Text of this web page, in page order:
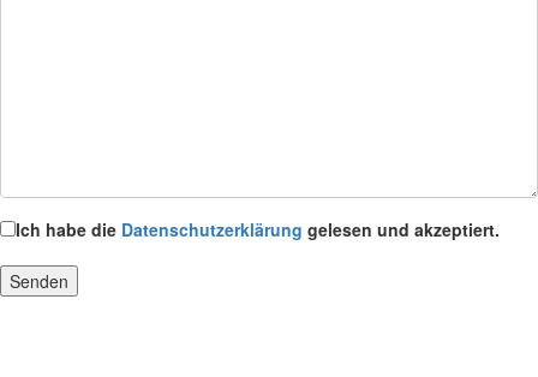
Ich habe die Datenschutzerklärung gelesen und akzeptiert.